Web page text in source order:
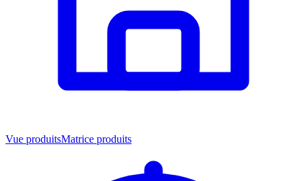
Vue produitsMatrice produits